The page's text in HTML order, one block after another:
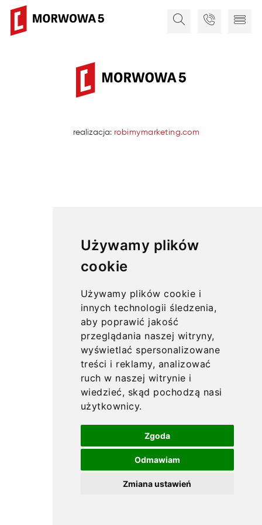
Używamy plików
cookie
Używamy plików cookie i
innych technologii śledzenia,
aby poprawić jakość
przeglądania naszej witryny,
wyświetlać spersonalizowane
treści i reklamy, analizować
ruch w naszej witrynie i
wiedzieć, skąd pochodzą nasi
użytkownicy.
Zgoda
Odmawiam
Zmiana ustawień
realizacja: robimymarketing.com